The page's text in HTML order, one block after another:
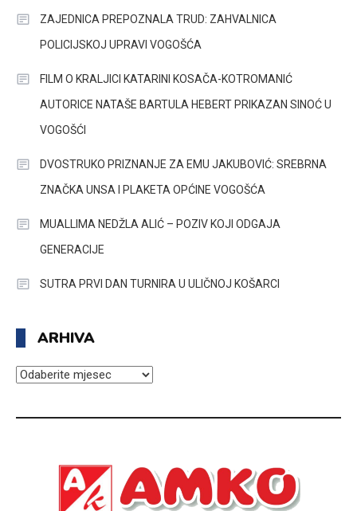
ZAJEDNICA PREPOZNALA TRUD: ZAHVALNICA
POLICIJSKOJ UPRAVI VOGOŠĆA
FILM O KRALJICI KATARINI KOSAČA-KOTROMANIĆ
AUTORICE NATAŠE BARTULA HEBERT PRIKAZAN SINOĆ U
VOGOŠĆI
DVOSTRUKO PRIZNANJE ZA EMU JAKUBOVIĆ: SREBRNA
ZNAČKA UNSA I PLAKETA OPĆINE VOGOŠĆA
MUALLIMA NEDŽLA ALIĆ – POZIV KOJI ODGAJA
GENERACIJE
SUTRA PRVI DAN TURNIRA U ULIČNOJ KOŠARCI
ARHIVA
ARHIVA